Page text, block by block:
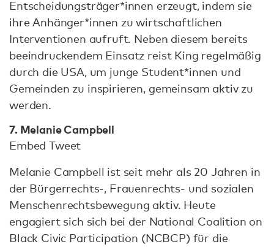
Entscheidungsträger*innen erzeugt, indem sie
ihre Anhänger*innen zu wirtschaftlichen
Interventionen aufruft. Neben diesem bereits
beeindruckendem Einsatz reist King regelmäßig
durch die USA, um junge Student*innen und
Gemeinden zu inspirieren, gemeinsam aktiv zu
werden.
7. Melanie Campbell
Embed Tweet
Melanie Campbell ist seit mehr als 20 Jahren in
der Bürgerrechts-, Frauenrechts- und sozialen
Menschenrechtsbewegung aktiv. Heute
engagiert sich sich bei der National Coalition on
Black Civic Participation (NCBCP) für die